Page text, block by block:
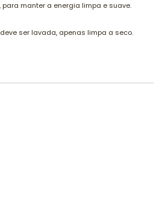
manter a energia limpa e suave.
ser lavada, apenas limpa a seco.